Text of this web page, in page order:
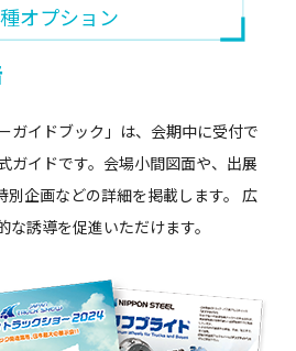
オプション
ガイドブック」は、会期中に受付で
ガイドです。会場小間図面や、出展
別企画などの詳細を掲載します。 広
誘導を促進いただけます。